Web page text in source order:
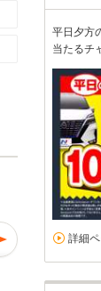
中
総
こ
平日夕方
当たるチ
詳細